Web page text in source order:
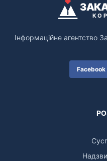
Інформаційне агентство
Facebook